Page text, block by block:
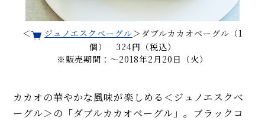
＜ ジュノエスクベーグル＞ダブルカカオベーグル（1
個） 324円（税込）
※販売期間：～2018年2月20日（火）
カカオの華やかな風味が楽しめる＜ジュノエスクベ
ーグル＞の「ダブルカカオベーグル」。ブラックコ